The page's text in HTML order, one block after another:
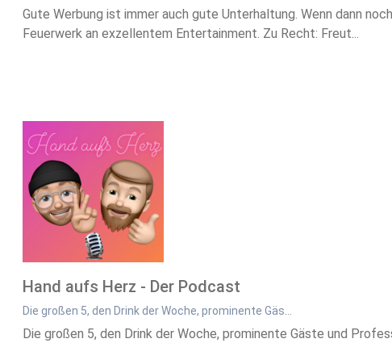
Gute Werbung ist immer auch gute Unterhaltung. Wenn dann
Feuerwerk an exzellentem Entertainment. Zu Recht: Freut...
Hand aufs Herz - Der Podcast
Die großen 5, den Drink der Woche, prominente Gäs…
Die großen 5, den Drink der Woche, prominente Gäste und